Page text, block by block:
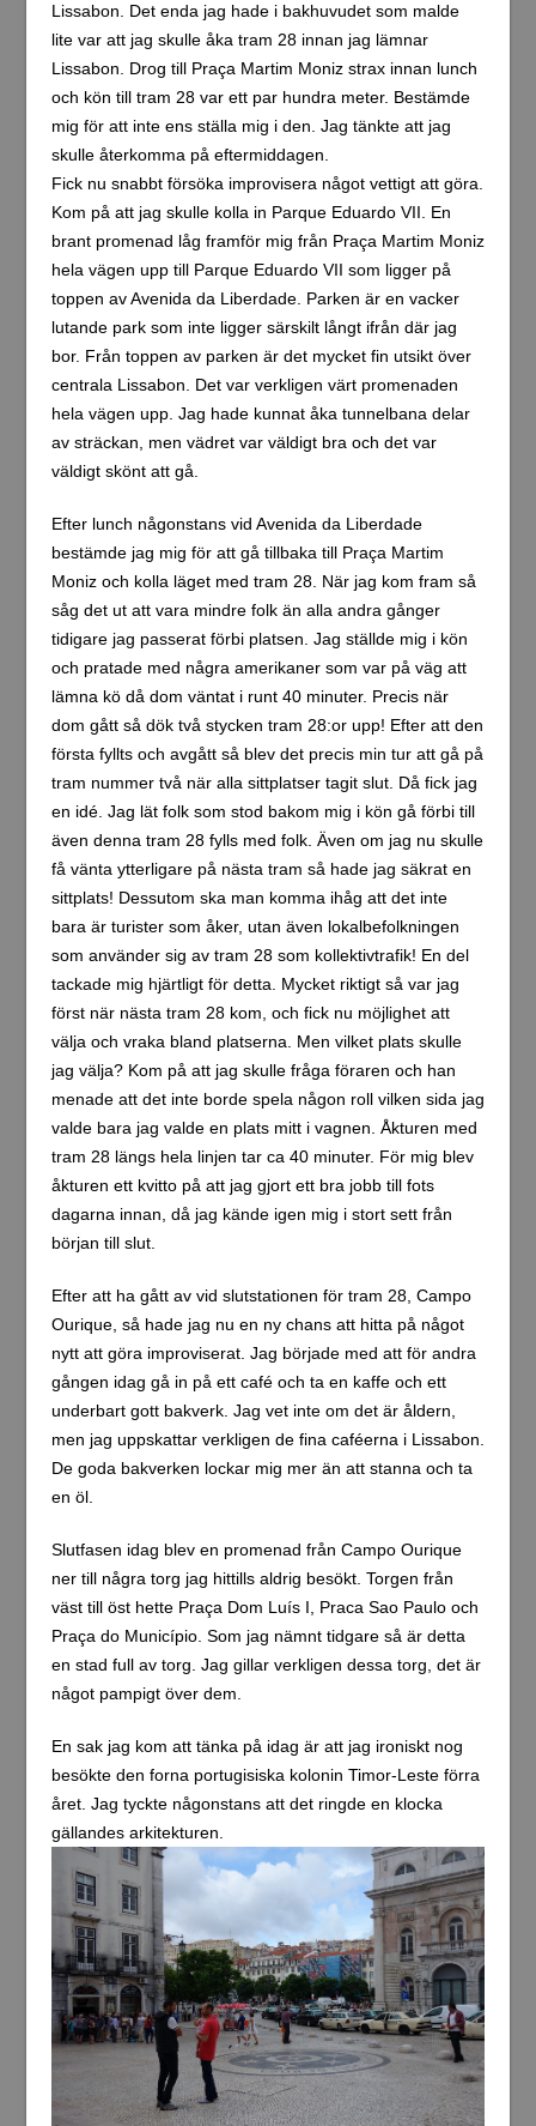
Lissabon. Det enda jag hade i bakhuvudet som malde
lite var att jag skulle åka tram 28 innan jag lämnar
Lissabon. Drog till Praça Martim Moniz strax innan lunch
och kön till tram 28 var ett par hundra meter. Bestämde
mig för att inte ens ställa mig i den. Jag tänkte att jag
skulle återkomma på eftermiddagen.
Fick nu snabbt försöka improvisera något vettigt att göra.
Kom på att jag skulle kolla in Parque Eduardo VII. En
brant promenad låg framför mig från Praça Martim Moniz
hela vägen upp till Parque Eduardo VII som ligger på
toppen av Avenida da Liberdade. Parken är en vacker
lutande park som inte ligger särskilt långt ifrån där jag
bor. Från toppen av parken är det mycket fin utsikt över
centrala Lissabon. Det var verkligen värt promenaden
hela vägen upp. Jag hade kunnat åka tunnelbana delar
av sträckan, men vädret var väldigt bra och det var
väldigt skönt att gå.
Efter lunch någonstans vid Avenida da Liberdade
bestämde jag mig för att gå tillbaka till Praça Martim
Moniz och kolla läget med tram 28. När jag kom fram så
såg det ut att vara mindre folk än alla andra gånger
tidigare jag passerat förbi platsen. Jag ställde mig i kön
och pratade med några amerikaner som var på väg att
lämna kö då dom väntat i runt 40 minuter. Precis när
dom gått så dök två stycken tram 28:or upp! Efter att den
första fyllts och avgått så blev det precis min tur att gå på
tram nummer två när alla sittplatser tagit slut. Då fick jag
en idé. Jag lät folk som stod bakom mig i kön gå förbi till
även denna tram 28 fylls med folk. Även om jag nu skulle
få vänta ytterligare på nästa tram så hade jag säkrat en
sittplats! Dessutom ska man komma ihåg att det inte
bara är turister som åker, utan även lokalbefolkningen
som använder sig av tram 28 som kollektivtrafik! En del
tackade mig hjärtligt för detta. Mycket riktigt så var jag
först när nästa tram 28 kom, och fick nu möjlighet att
välja och vraka bland platserna. Men vilket plats skulle
jag välja? Kom på att jag skulle fråga föraren och han
menade att det inte borde spela någon roll vilken sida jag
valde bara jag valde en plats mitt i vagnen. Åkturen med
tram 28 längs hela linjen tar ca 40 minuter. För mig blev
åkturen ett kvitto på att jag gjort ett bra jobb till fots
dagarna innan, då jag kände igen mig i stort sett från
början till slut.
Efter att ha gått av vid slutstationen för tram 28, Campo
Ourique, så hade jag nu en ny chans att hitta på något
nytt att göra improviserat. Jag började med att för andra
gången idag gå in på ett café och ta en kaffe och ett
underbart gott bakverk. Jag vet inte om det är åldern,
men jag uppskattar verkligen de fina caféerna i Lissabon.
De goda bakverken lockar mig mer än att stanna och ta
en öl.
Slutfasen idag blev en promenad från Campo Ourique
ner till några torg jag hittills aldrig besökt. Torgen från
väst till öst hette Praça Dom Luís I, Praca Sao Paulo och
Praça do Município. Som jag nämnt tidgare så är detta
en stad full av torg. Jag gillar verkligen dessa torg, det är
något pampigt över dem.
En sak jag kom att tänka på idag är att jag ironiskt nog
besökte den forna portugisiska kolonin Timor-Leste förra
året. Jag tyckte någonstans att det ringde en klocka
gällandes arkitekturen.